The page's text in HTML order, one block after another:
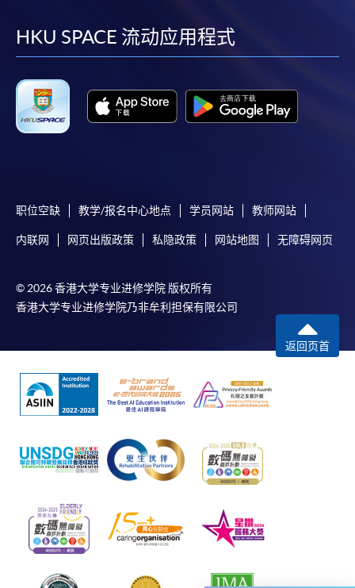
申請學歷頒授及專業課程可能需要其他資料，報名
表格後，請連同報名費/學費以及所需證明文件親
往報名中心或以郵遞方式遞交。
​學院為學歷頒授課程特設「註冊及學費通知」，適
(「通知」)，請填妥有關「通知」，並親往報名中
心或以郵遞方式，遞交「通知」及繳交所需費用。
。如對報名程序有任
人或報名中心。
選用網上報名服務必須在已接駁互聯網及支援
JavaScript程式瀏覽器的電腦上進行。建議選用
申請人不應閒置申請超過10分鐘。否則，申請人
必須重新開始整個申請程序。
facebook
youtube
linkedin
HKU SPACE 流动应用程式
职位空缺 教学/报名中心地点 学员网站 教师网站
内联网 网页出版政策 私隐政策 网站地图 无障碍网页
© 2026 香港大学专业进修学院 版权所有
香港大学专业进修学院乃非牟利担保有限公司
返回页首